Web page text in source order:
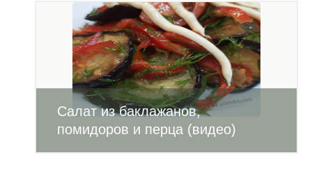
Салат из баклажанов,
помидоров и перца (видео)